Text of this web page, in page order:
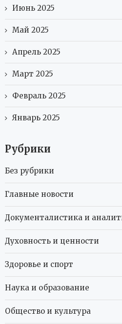
Июнь 2025
Май 2025
Апрель 2025
Март 2025
Февраль 2025
Январь 2025
Рубрики
Без рубрики
Главные новости
Документалистика и
Духовность и ценности
Здоровье и спорт
Наука и образование
Общество и культура